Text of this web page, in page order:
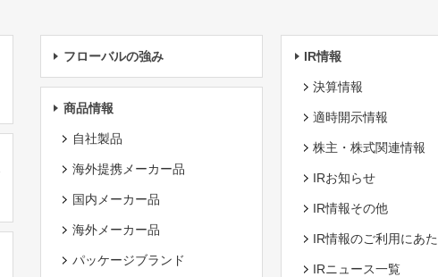
フローバルの強み
商品情報
自社製品
海外提携メーカー品
国内メーカー品
海外メーカー品
パッケージブランド
IR情報
決算情報
適時開示情報
株主・株式関連情報
IRお知らせ
IR情報その他
IR情報のご利用にあ
IRニュース一覧